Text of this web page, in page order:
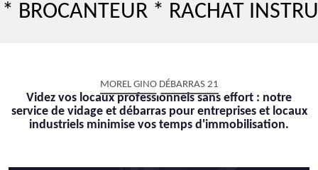
* RACHAT
MOREL GINO DÉBARRAS 21
Videz vos locaux professionnels sans effort : notre
service de vidage et débarras pour entreprises et locaux
industriels minimise vos temps d'immobilisation.